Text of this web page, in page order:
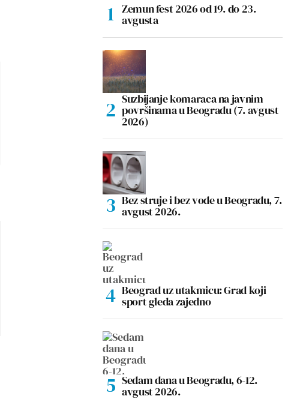
Zemun fest 2026 od 19. do 23.
avgusta
Suzbijanje komaraca na javnim
površinama u Beogradu (7. avgust
2026)
Bez struje i bez vode u Beogradu, 7.
avgust 2026.
Beograd uz utakmicu: Grad koji
sport gleda zajedno
Sedam dana u Beogradu, 6-12.
avgust 2026.